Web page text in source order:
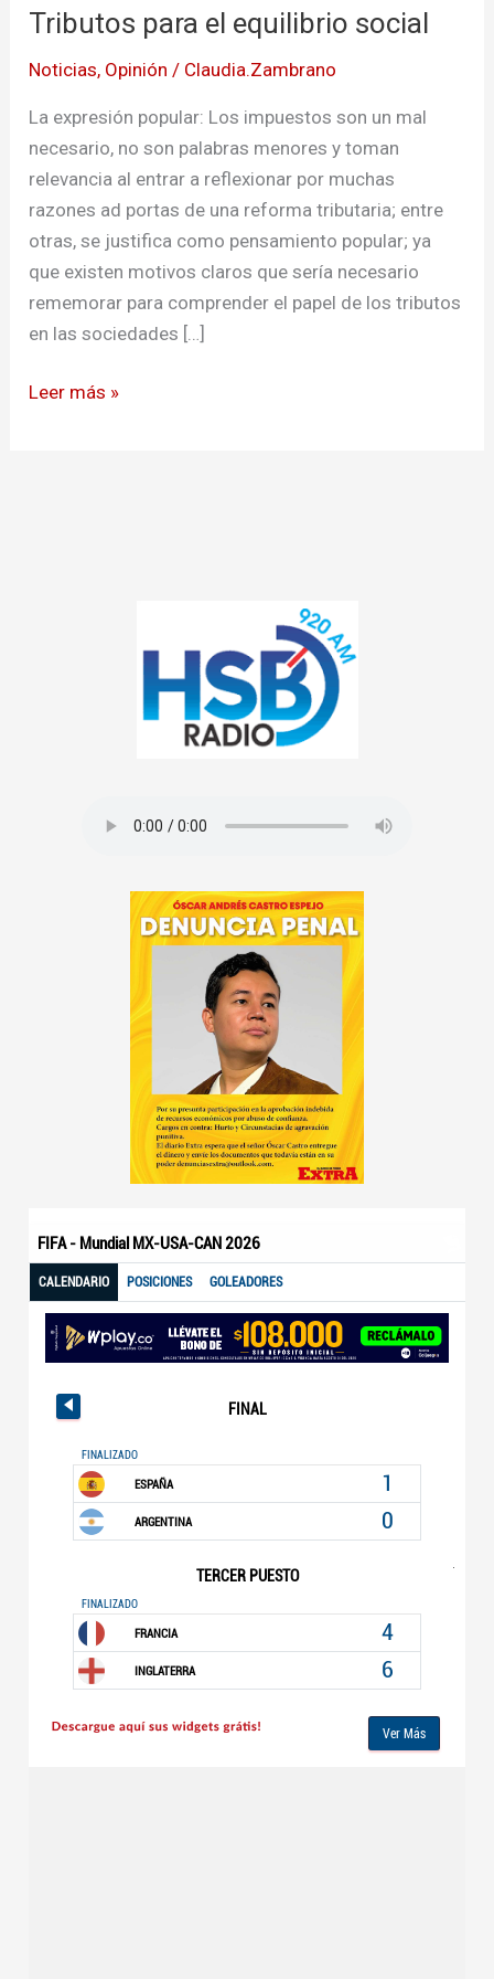
Tributos para el equilibrio social
Noticias, Opinión / Claudia.Zambrano
La expresión popular: Los impuestos son un mal
necesario, no son palabras menores y toman
relevancia al entrar a reflexionar por muchas
razones ad portas de una reforma tributaria; entre
otras, se justifica como pensamiento popular; ya
que existen motivos claros que sería necesario
rememorar para comprender el papel de los tributos
en las sociedades […]
el
social
Leer más »